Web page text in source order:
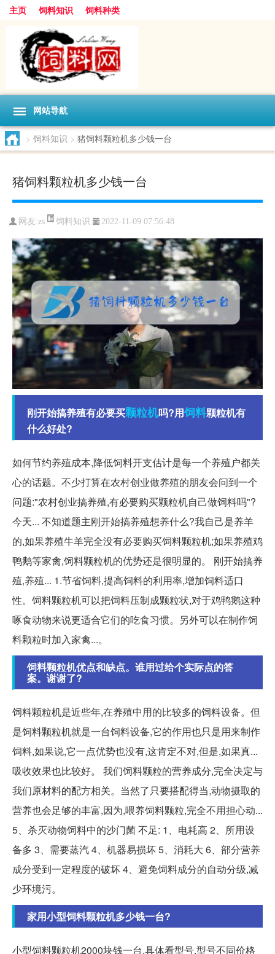
主页 饲料知识 饲料种类
网站导航
> 饲料知识 > 猪饲料颗粒机多少钱一台
猪饲料颗粒机多少钱一台
网友:zs 饲料知识 2022-11-09 07:56:48
刚开始搞养殖有必要买颗粒机吗?用饲料颗粒机有
什么好处?
如何节约养殖成本,降低饲料开支估计是每一个养殖户都关
心的话题。不少打算在农村创业做养殖的朋友会问到一个
问题:"农村创业搞养殖,有必要购买颗粒机自己做饲料吗"?
今天... 不知道题主刚开始搞养殖想养什么?我自己是养羊
的,如果养殖牛羊完全没有必要购买饲料颗粒机;如果养殖鸡
鸭鹅等家禽,饲料颗粒机的优势还是很明显的。 刚开始搞养
殖,养殖... 1.节省饲料,提高饲料的利用率,增加饲料适口
性。饲料颗粒机可以把饲料压制成颗粒状,对于鸡鸭鹅这种
啄食动物来说更适合它们的吃食习惯。另外可以在制作饲
料颗粒时加入家禽...。
饲料颗粒机优点和缺点。谁用过给个实际点的答
案。谢谢了?
饲料颗粒机是近些年,在养殖中用的比较多的饲料设备。但
是饲料颗粒机就是一台饲料设备,它的作用也只是用来制作
饲料,如果说,它一点优势也没有,这肯定不对,但是,如果真...
吸收效果也比较好。 我们饲料颗粒的营养成分,完全决定与
我们原材料的配方相关。当然了只要搭配得当,动物摄取的
营养也会足够的丰富,因为,喂养饲料颗粒,完全不用担心动...
5、杀灭动物饲料中的沙门菌 不足: 1、电耗高 2、所用设
备多 3、需要蒸汽 4、机器易损坏 5、消耗大 6、部分营养
成分受到一定程度的破坏 4、避免饲料成分的自动分级,减
少环境污。
家用小型饲料颗粒机多少钱一台?
小型饲料颗粒机2000块钱一台,具体看型号,型号不同价格